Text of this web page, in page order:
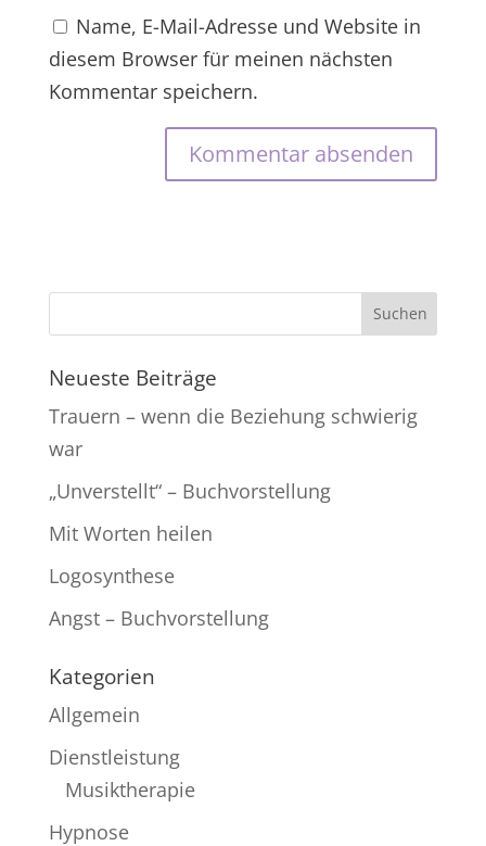
Name, E-Mail-Adresse und Website in
diesem Browser für meinen nächsten
Kommentar speichern.
Neueste Beiträge
Trauern – wenn die Beziehung schwierig
war
„Unverstellt“ – Buchvorstellung
Mit Worten heilen
Logosynthese
Angst – Buchvorstellung
Kategorien
Allgemein
Dienstleistung
Musiktherapie
Hypnose